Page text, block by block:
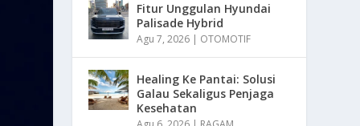
Fitur Unggulan Hyundai
Palisade Hybrid
Agu 7, 2026 | OTOMOTIF
Healing Ke Pantai: Solusi
Galau Sekaligus Penjaga
Kesehatan